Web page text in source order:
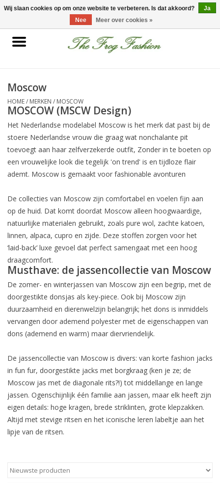
0 Artikelen - €0,00
Home
Nieuwe collectie
Sale
Accessoires
Schoenen
Merken
Moscow
HOME/ MERKEN / MOSCOW
MOSCOW (MSCW Design)
Het Nederlandse modelabel Moscow is het merk dat past bij de
stoere Nederlandse vrouw die graag wat nonchalante pit
toevoegt aan haar zelfverzekerde outfit, Zonder in te boeten op
een vrouwelijke look die tegelijk 'on trend' is en tijdloze flair
ademt. Moscow is gemaakt voor fashionable avonturen
De collecties van Moscow zijn comfortabel en voelen fijn aan
op de huid. Dat komt doordat Moscow alleen hoogwaardige,
natuurlijke materialen gebruikt, zoals pure wol, zachte katoen,
linnen, alpaca, cupro en zijde. Deze stoffen zorgen voor het
‘laid-back’ luxe gevoel dat perfect samengaat met een hoog
draagcomfort.
Musthave: de jassencollectie van Moscow
De zomer- en winterjassen van Moscow zijn een begrip, met de
doorgestikte donsjas als key-piece. Ook bij Moscow zijn
duurzaamheid en dierenwelzijn belangrijk; het dons is inmiddels
vervangen door ademend polyester met de eigenschappen van
dons (ademend en warm) maar diervriendelijk.
De jassencollectie van Moscow is divers: van korte fashion jacks
in fun fur, doorgestikte jacks met borgkraag (ken je ze; de
Moscow jas met de diagonale rits?!) tot middellange en lange
jassen. Ogenschijnlijk één familie aan jassen, maar elk heeft zijn
eigen details: hoge kragen, brede striklinten, grote klepzakken.
Altijd met stevige ritsen en het iconische leren labeltje aan het
lipje van de ritsen.
Wij slaan cookies op om onze website te verbeteren. Is dat akkoord?
Ja
Nee
Meer over cookies »